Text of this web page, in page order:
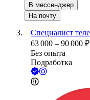
В мессенджер
На почту
Специалист
63 000 – 90 000 ₽
Без опыта
Подработка